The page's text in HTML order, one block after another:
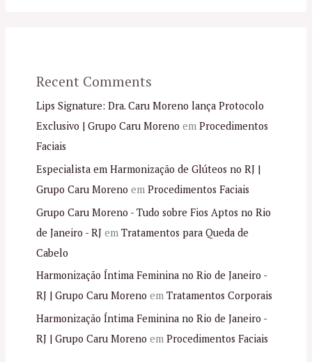
Recent Comments
Lips Signature: Dra. Caru Moreno lança Protocolo
Exclusivo | Grupo Caru Moreno em Procedimentos
Faciais
Especialista em Harmonização de Glúteos no RJ |
Grupo Caru Moreno em Procedimentos Faciais
Grupo Caru Moreno - Tudo sobre Fios Aptos no Rio
de Janeiro - RJem Tratamentos para Queda de
Cabelo
Harmonização Íntima Feminina no Rio de Janeiro -
RJ | Grupo Caru Moreno em Tratamentos Corporais
Harmonização Íntima Feminina no Rio de Janeiro -
RJ | Grupo Caru Moreno em Procedimentos Faciais